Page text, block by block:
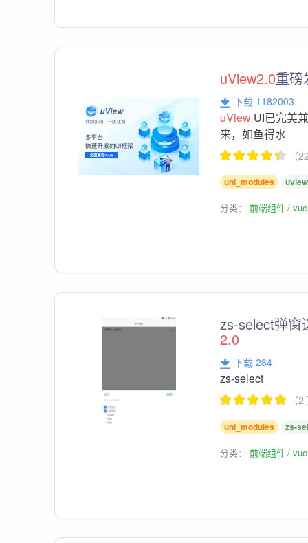
uView2.0重磅
下载 1182003
uView UI已完美
来，如鱼得水
（
uni_modules uview
分类：前端组件
zs-select弹窗
2.0
下载 284
zs-select
（
uni_modules zs-
分类：前端组件